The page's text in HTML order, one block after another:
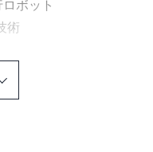
ボット
術
の概要